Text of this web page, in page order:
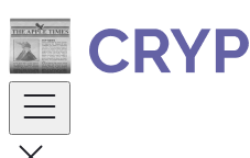
Skip
to
content